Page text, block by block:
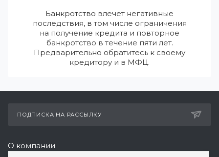
Банкротство влечет негативные
последствия, в том числе ограничения
на получение кредита и повторное
банкротство в течение пяти лет.
Предварительно обратитесь к своему
кредитору и в МФЦ.
ПОДПИСКА НА РАССЫЛКУ
О компании